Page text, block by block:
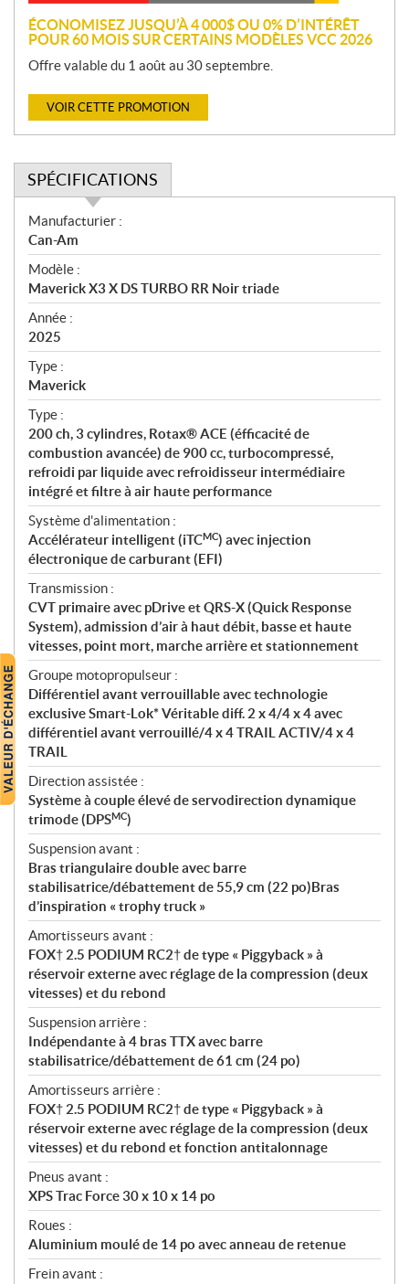
ÉCONOMISEZ JUSQU’À 4 000$ OU 0% D’INTÉRÊT
POUR 60 MOIS SUR CERTAINS MODÈLES VCC 2026
Offre valable du 1 août au 30 septembre.
VOIR CETTE PROMOTION
SPÉCIFICATIONS
S
p
é
c
i
f
i
c
a
t
i
o
n
s
Manufacturier :
Can-Am
Modèle :
Maverick X3 X DS TURBO RR Noir triade
Année :
2025
Type :
Maverick
Type :
200 ch, 3 cylindres, Rotax® ACE (éfficacité de
combustion avancée) de 900 cc, turbocompressé,
refroidi par liquide avec refroidisseur intermédiaire
intégré et filtre à air haute performance
Système d'alimentation :
Accélérateur intelligent (iTCMC) avec injection
électronique de carburant (EFI)
Transmission :
CVT primaire avec pDrive et QRS-X (Quick Response
System), admission d’air à haut débit, basse et haute
vitesses, point mort, marche arrière et stationnement
Groupe motopropulseur :
Différentiel avant verrouillable avec technologie
exclusive Smart-Lok* Véritable diff. 2 x 4/4 x 4 avec
différentiel avant verrouillé/4 x 4 TRAIL ACTIV/4 x 4
TRAIL
Direction assistée :
Système à couple élevé de servodirection dynamique
trimode (DPSMC)
Suspension avant :
Bras triangulaire double avec barre
stabilisatrice/débattement de 55,9 cm (22 po)Bras
d’inspiration « trophy truck »
Amortisseurs avant :
FOX† 2.5 PODIUM RC2† de type « Piggyback » à
réservoir externe avec réglage de la compression (deux
vitesses) et du rebond
Suspension arrière :
Indépendante à 4 bras TTX avec barre
stabilisatrice/débattement de 61 cm (24 po)
Amortisseurs arrière :
FOX† 2.5 PODIUM RC2† de type « Piggyback » à
réservoir externe avec réglage de la compression (deux
vitesses) et du rebond et fonction antitalonnage
Pneus avant :
XPS Trac Force 30 x 10 x 14 po
Roues :
Aluminium moulé de 14 po avec anneau de retenue
Frein avant :